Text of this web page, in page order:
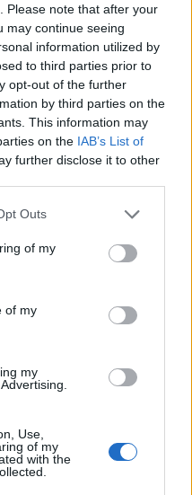
Please note that after your
may continue seeing
information utilized by
to third parties prior to
opt-out of the further
by third parties on the
This information may
on the IAB’s List of
further disclose it to other
Outs
of my
of my
my
Use,
of my
with the
Η Τουρκία
στο Αιγαίο με
στοGoogle
όλες τις ειδήσεις